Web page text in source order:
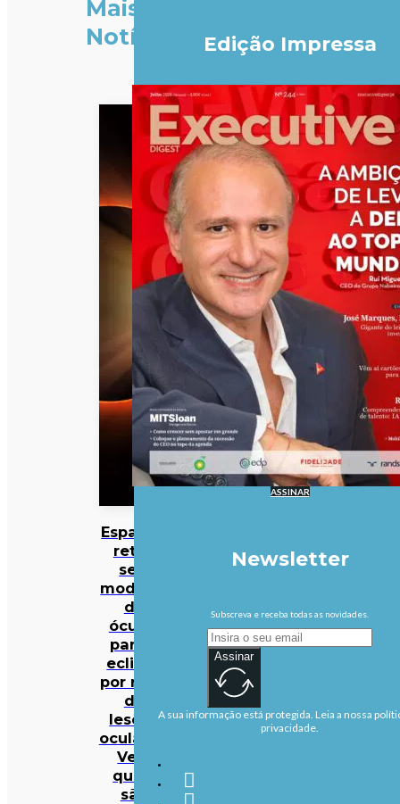
Mais
Notícias
Espanha
retira
seis
modelos
de
óculos
para o
eclipse
por risco
de
lesões
oculares.
Veja
quais
são
Edição Impressa
ASSINAR
Newsletter
Subscreva e receba todas as novidades.
Assinar
A sua informação está protegida. Leia a nossa
privacidade.